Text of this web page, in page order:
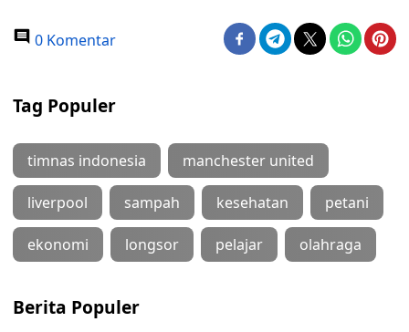
0 Komentar
Tag Populer
timnas indonesia manchester united
liverpool sampah kesehatan petani
ekonomi longsor pelajar olahraga
Berita Populer